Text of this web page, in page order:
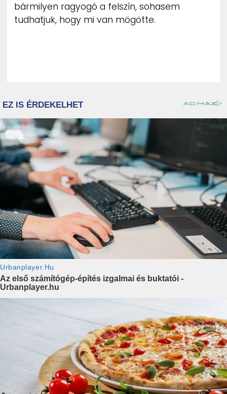
bármilyen ragyogó a felszín, sohasem
tudhatjuk, hogy mi van mögötte.